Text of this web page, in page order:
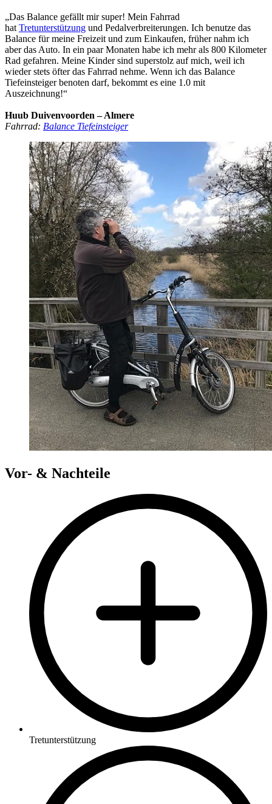
„Das Balance gefällt mir super! Mein Fahrrad
hat Tretunterstützung und Pedalverbreiterungen. Ich benutze das
Balance für meine Freizeit und zum Einkaufen, früher nahm ich
aber das Auto. In ein paar Monaten habe ich mehr als 800 Kilometer
Rad gefahren. Meine Kinder sind superstolz auf mich, weil ich
wieder stets öfter das Fahrrad nehme. Wenn ich das Balance
Tiefeinsteiger benoten darf, bekommt es eine 1.0 mit
Auszeichnung!“
Huub Duivenvoorden – Almere
Fahrrad: Balance Tiefeinsteiger
Vor- & Nachteile
Tretunterstützung